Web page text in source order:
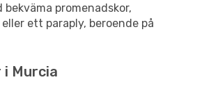
bekväma promenadskor,
ett paraply, beroende på
Murcia